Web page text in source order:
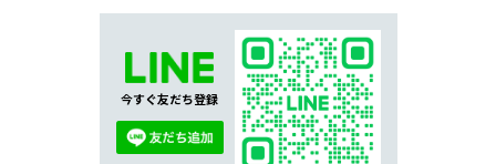
今すぐ友だち登録